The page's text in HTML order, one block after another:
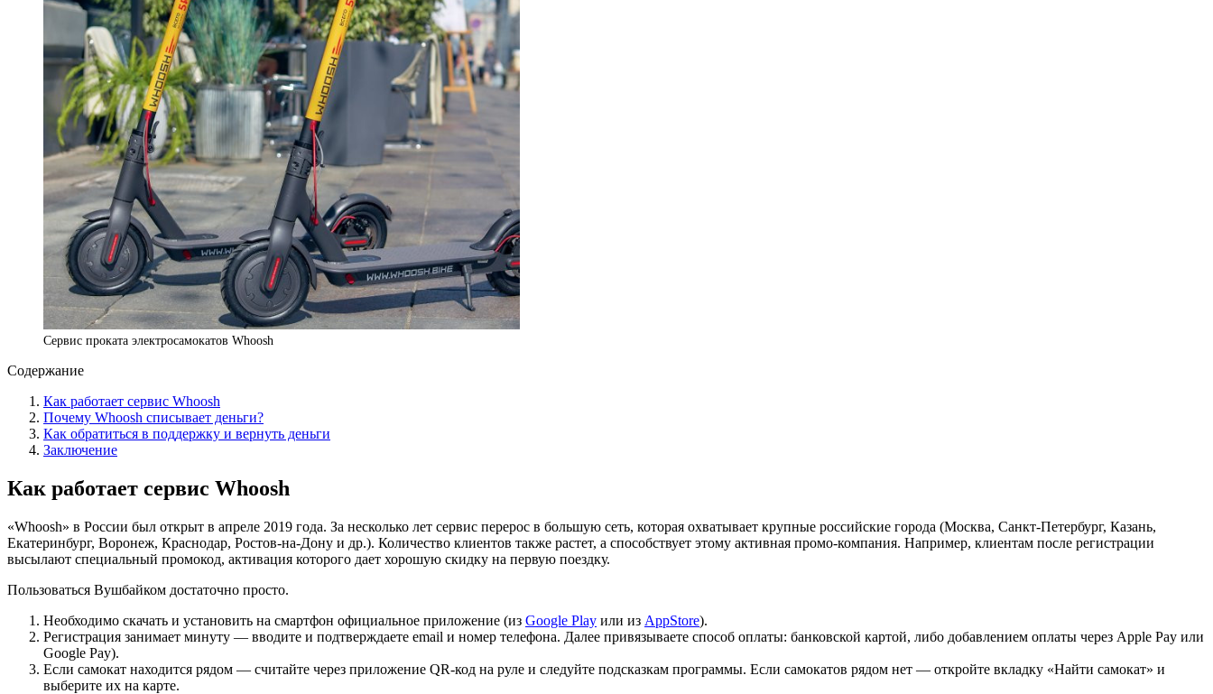
Сервис проката электросамокатов Whoosh
Содержание
Как работает сервис Whoosh
Почему Whoosh списывает деньги?
Как обратиться в поддержку и вернуть деньги
Заключение
Как работает сервис Whoosh
«Whoosh» в России был открыт в апреле 2019 года. За несколько лет сервис перерос в большую сеть, которая охватывает крупные российские города (Москва, Санкт-Петербург, Казань,
Екатеринбург, Воронеж, Краснодар, Ростов-на-Дону и др.). Количество клиентов также растет, а способствует этому активная промо-компания. Например, клиентам после регистрации
высылают специальный промокод, активация которого дает хорошую скидку на первую поездку.
Пользоваться Вушбайком достаточно просто.
Необходимо скачать и установить на смартфон официальное приложение (из Google Play или из AppStore).
Регистрация занимает минуту — вводите и подтверждаете email и номер телефона. Далее привязываете способ оплаты: банковской картой, либо добавлением оплаты через Apple Pay или
Google Pay).
Если самокат находится рядом — считайте через приложение QR-код на руле и следуйте подсказкам программы. Если самокатов рядом нет — откройте вкладку «Найти самокат» и
выберите их на карте.